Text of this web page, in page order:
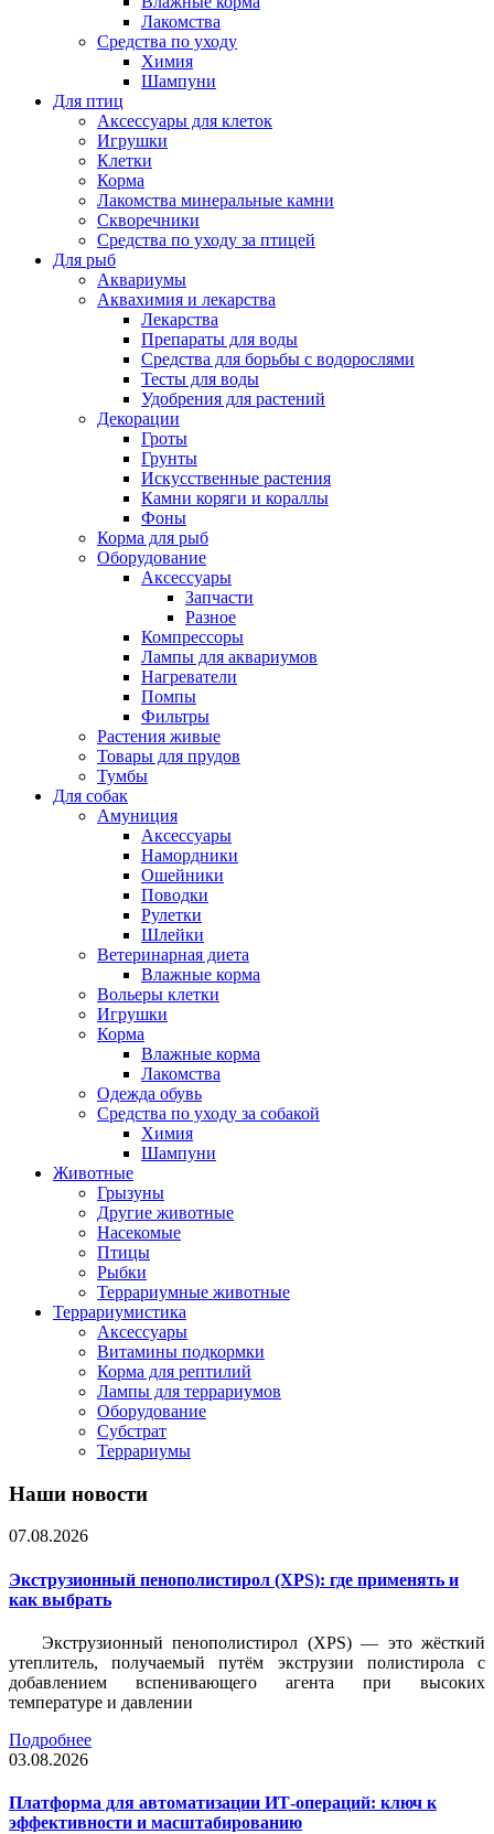
Лакомства
Средства по уходу
Химия
Шампуни
Для птиц
Аксессуары для клеток
Игрушки
Клетки
Корма
Лакомства минеральные камни
Скворечники
Средства по уходу за птицей
Для рыб
Аквариумы
Аквахимия и лекарства
Лекарства
Препараты для воды
Средства для борьбы с водорослями
Тесты для воды
Удобрения для растений
Декорации
Гроты
Грунты
Искусственные растения
Камни коряги и кораллы
Фоны
Корма для рыб
Оборудование
Аксессуары
Запчасти
Разное
Компрессоры
Лампы для аквариумов
Нагреватели
Помпы
Фильтры
Растения живые
Товары для прудов
Тумбы
Для собак
Амуниция
Аксессуары
Намордники
Ошейники
Поводки
Рулетки
Шлейки
Ветеринарная диета
Влажные корма
Вольеры клетки
Игрушки
Корма
Влажные корма
Лакомства
Одежда обувь
Средства по уходу за собакой
Химия
Шампуни
Животные
Грызуны
Другие животные
Насекомые
Птицы
Рыбки
Террариумные животные
Террариумистика
Аксессуары
Витамины подкормки
Корма для рептилий
Лампы для террариумов
Оборудование
Субстрат
Террариумы
Наши новости
07.08.2026
Экструзионный пенополистирол (XPS): где применять и
как выбрать
Экструзионный пенополистирол (XPS) — это жёсткий
утеплитель, получаемый путём экструзии полистирола с
добавлением вспенивающего агента при высоких
температуре и давлении
Подробнее
03.08.2026
Платформа для автоматизации ИТ-операций: ключ к
эффективности и масштабированию